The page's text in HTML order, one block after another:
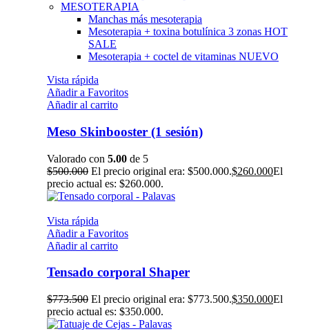
MESOTERAPIA
Manchas más mesoterapia
Mesoterapia + toxina botulínica 3 zonas HOT
SALE
Mesoterapia + coctel de vitaminas NUEVO
Vista rápida
Añadir a Favoritos
Añadir al carrito
Meso Skinbooster (1 sesión)
Valorado con 5.00 de 5
$500.000 El precio original era: $500.000.$260.000El
precio actual es: $260.000.
Vista rápida
Añadir a Favoritos
Añadir al carrito
Tensado corporal Shaper
$773.500 El precio original era: $773.500.$350.000El
precio actual es: $350.000.